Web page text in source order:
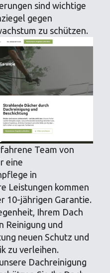
sind wichtige
gegen
zu schützen.
Team von
eine
in
Leistungen kommen
10-jährigen Garantie.
Ihrem Dach
Reinigung und
neuen Schutz und
zu verleihen.
Dachreinigung